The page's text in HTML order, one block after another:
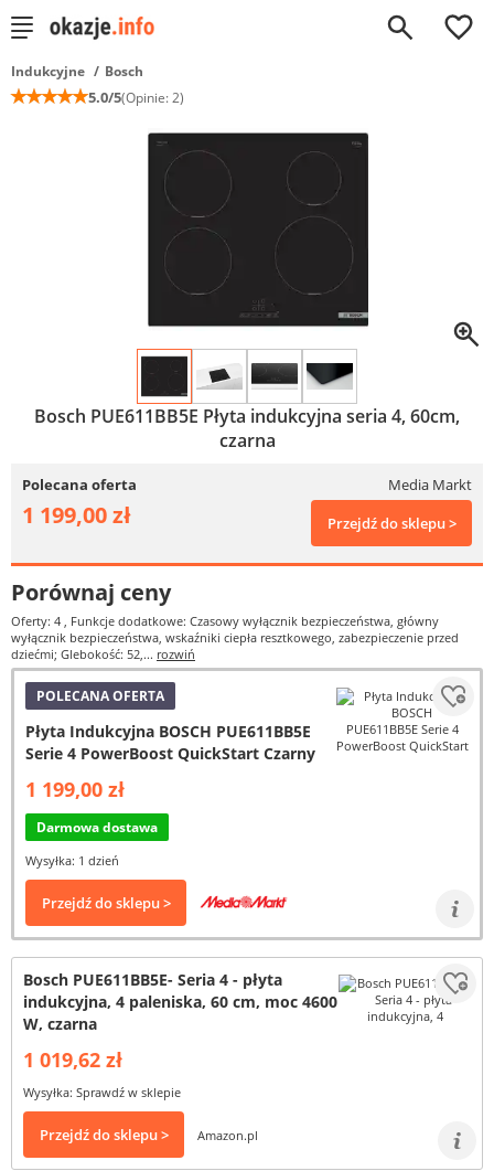
0
Indukcyjne Bosch
☆
☆
☆
☆
☆ 5.0/5(Opinie: 2)
Bosch PUE611BB5E Płyta indukcyjna seria 4, 60cm,
czarna
Polecana oferta Media Markt
1 199,00 zł Przejdź do sklepu >
Porównaj ceny
Oferty: 4 , Funkcje dodatkowe: Czasowy wyłącznik bezpieczeństwa, główny
wyłącznik bezpieczeństwa, wskaźniki ciepła resztkowego, zabezpieczenie przed
dziećmi; Glebokość: 52,... rozwiń
POLECANA OFERTA
Płyta Indukcyjna BOSCH PUE611BB5E
Serie 4 PowerBoost QuickStart Czarny
1 199,00 zł
Darmowa dostawa
Wysyłka: 1 dzień
Przejdź do sklepu >
Bosch PUE611BB5E- Seria 4 - płyta
indukcyjna, 4 paleniska, 60 cm, moc 4600
W, czarna
1 019,62 zł
Wysyłka: Sprawdź w sklepie
Przejdź do sklepu > Amazon.pl